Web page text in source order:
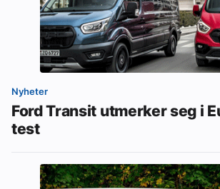
Nyheter
​Ford Transit utmerker seg i
test